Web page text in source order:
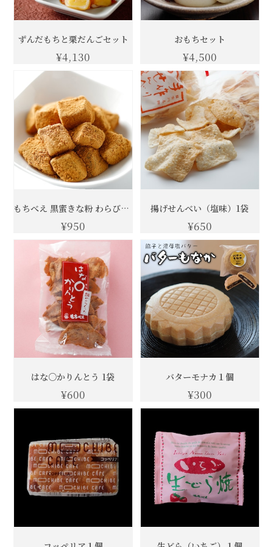
ずんだもちと栗だんごセット
¥4,130
おもちセット
¥4,500
もちべえ 黒蜜きな粉 わらびもち1箱
¥950
揚げせんべい（塩味）1袋
¥650
はな○かりんとう 1袋
¥600
バターモナカ１個
¥300